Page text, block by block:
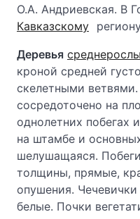
О.А. Андриевская. В
Кавказскому
Деревья
кроной средней
скелетными
сосредоточено на
однолетних побегах
на штамбе и
шелушащаяся.
толщины, прямые,
опушения.
белые. Почки